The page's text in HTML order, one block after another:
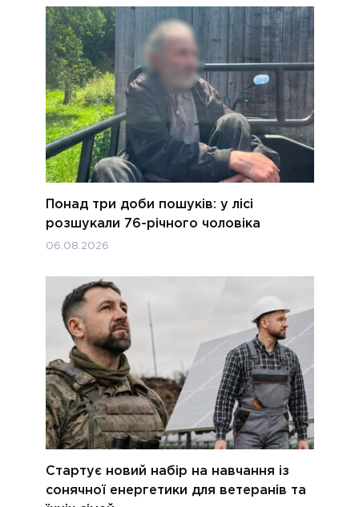
Понад три доби пошуків: у лісі
розшукали 76-річного чоловіка
06.08.2026
Стартує новий набір на навчання із
сонячної енергетики для ветеранів та